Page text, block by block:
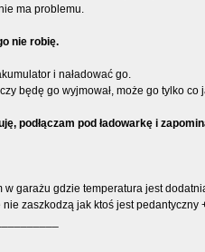
ma problemu.
nie robię.
i naładować go.
będę go wyjmował, może go tylko co
podłączam pod ładowarkę i
w garażu gdzie temperatura jest
nie zaszkodzą jak ktoś jest